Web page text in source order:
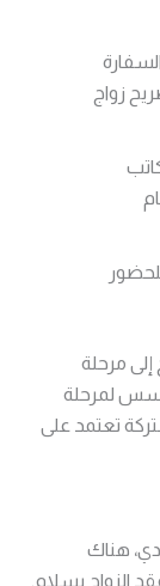
زواج
إلى مرحلة
لمرحلة
تعتمد على
هناك
الزواج بسلام.